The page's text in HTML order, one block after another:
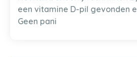
een vitamine D-pil gevonden
Geen pani